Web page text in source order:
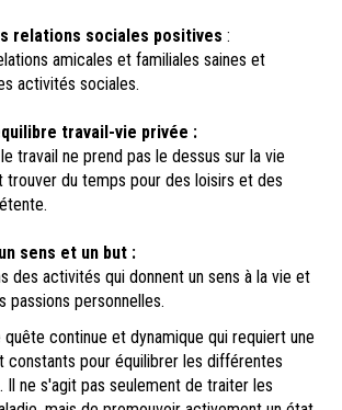
relations sociales positives :
amicales et familiales saines et
activités sociales.
travail-vie privée :
travail ne prend pas le dessus sur la vie
trouver du temps pour des loisirs et des
sens et un but :
des activités qui donnent un sens à la vie et
passions personnelles.
continue et dynamique qui requiert une
pour équilibrer les différentes
Il ne s'agit pas seulement de traiter les